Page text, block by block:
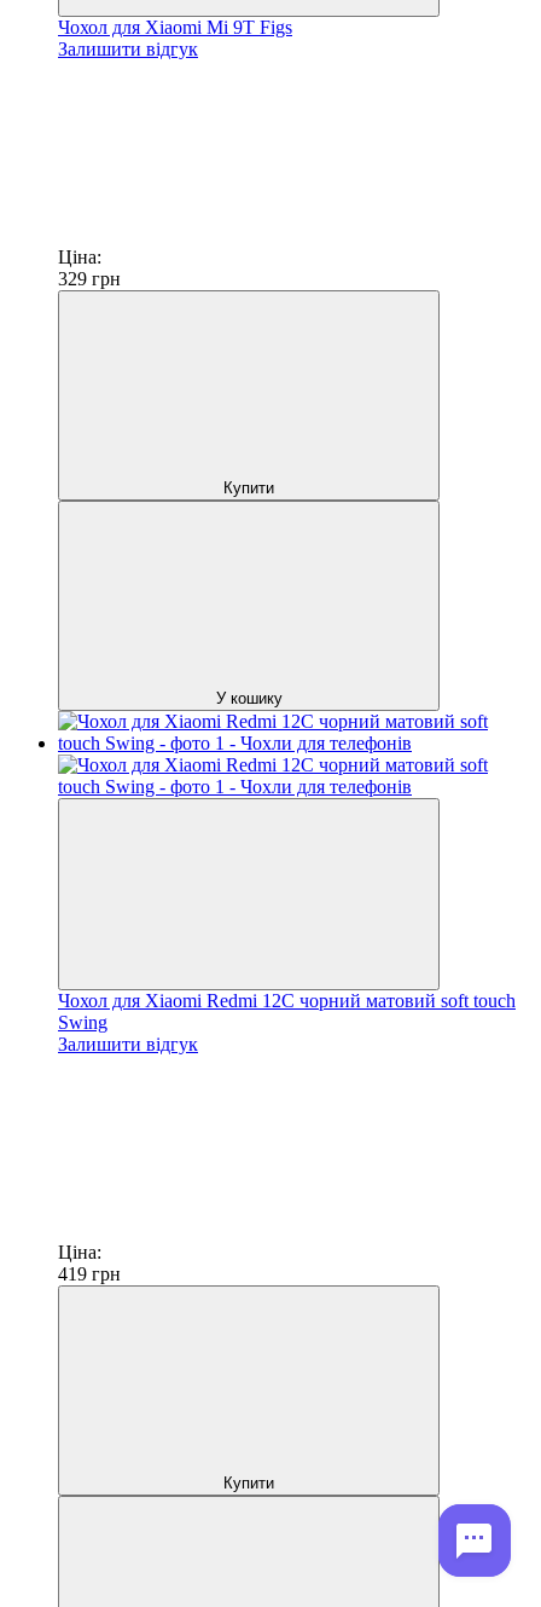
Чохол для Xiaomi Mi 9T Figs
Залишити відгук
Ціна:
329 грн
Купити
У кошику
Чохол для Xiaomi Redmi 12C чорний матовий soft touch
Swing
Залишити відгук
Ціна:
419 грн
Купити